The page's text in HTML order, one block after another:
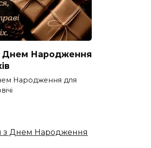
Днем Народження
Народження для